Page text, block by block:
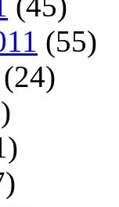
(55)
(24)